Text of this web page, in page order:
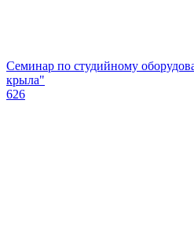
Семинар по студийному
крыла"
626